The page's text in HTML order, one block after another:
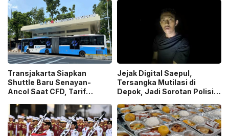
Transjakarta Siapkan
Shuttle Baru Senayan-
Ancol Saat CFD, Tarif
Jejak Digital Saepul,
Tersangka Mutilasi di
Depok, Jadi Sorotan Polisi